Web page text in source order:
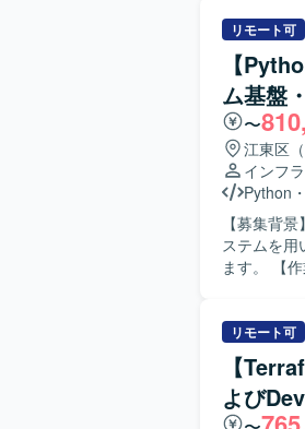
ュニケー
とらわれ
も臨機応変に
模な予約
を経験する
わる機会も多
上での
用ツール
どを行っ
リモート可
【
ム基盤
〜
江東区
インフ
Python
【募集背
ステムを用
ます。 【作業内容】 これまでDatabricksで実施してきたPoCの結果を踏まえ、テストベッド環
行います
ンの設計
す。 【求める人物像】 自身の取り組み内容をドキュメントとして整理し、JiraやConfluenceな
どのツー
グにおいて
リモート可
【
よび